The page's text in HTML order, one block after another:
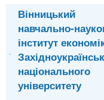
Вінницький
навчально-
інститут
національного
університету